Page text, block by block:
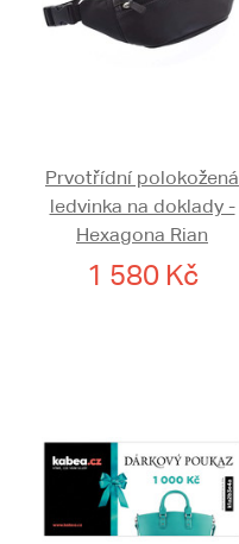
Prvotřídní polokožená
ledvinka na doklady -
Hexagona Rian
1 580 Kč